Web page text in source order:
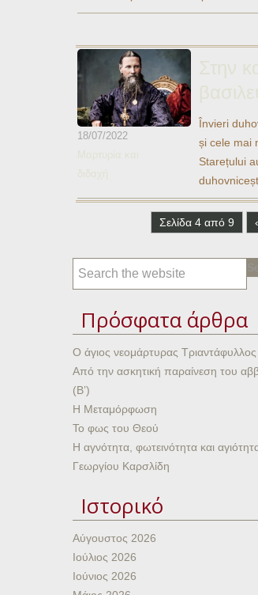
18/07/2022
Μαρτυρία και
διδαχή
Στην
Învieri
și cele mai
Starețului
Σελίδα 4 από 9
Πρόσφατα άρθρα
Ο άγιος νεομάρτυρας Τριαντάφυλλος
Από την ασκητική παραίνεση του
(Β’)
Η Μεταμόρφωση
Το φως του Θεού
Η αγνότητα, φωτεινότητα και
Γεωργίου Καρσλίδη
Ιστορικό
Αύγουστος 2026
Ιούλιος 2026
Ιούνιος 2026